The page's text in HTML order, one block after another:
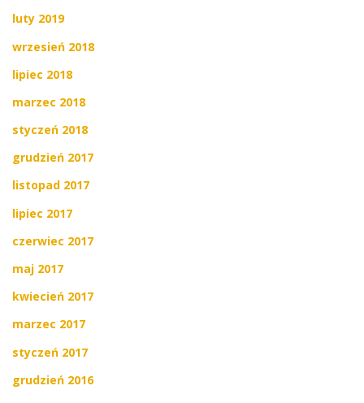
luty 2019
wrzesień 2018
lipiec 2018
marzec 2018
styczeń 2018
grudzień 2017
listopad 2017
lipiec 2017
czerwiec 2017
maj 2017
kwiecień 2017
marzec 2017
styczeń 2017
grudzień 2016